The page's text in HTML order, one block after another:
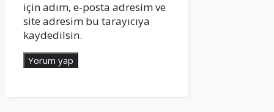
için adım, e-posta adresim ve
site adresim bu tarayıcıya
kaydedilsin.